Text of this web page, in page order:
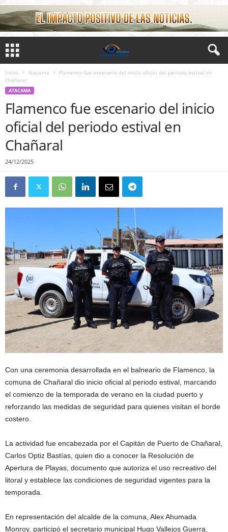
Inicio Atacama
Flamenco fue escenario del inicio oficial del periodo estival en
Chañaral
ATACAMA
Flamenco fue escenario del inicio
oficial del periodo estival en
Chañaral
24/12/2025
Con una ceremonia desarrollada en el balneario de Flamenco, la
comuna de Chañaral dio inicio oficial al periodo estival, marcando
el comienzo de la temporada de verano en la ciudad puerto y
reforzando las medidas de seguridad para quienes visitan el borde
costero.
La actividad fue encabezada por el Capitán de Puerto de Chañaral,
Carlos Optiz Bastías, quien dio a conocer la Resolución de
Apertura de Playas, documento que autoriza el uso recreativo del
litoral y establece las condiciones de seguridad vigentes para la
temporada.
En representación del alcalde de la comuna, Alex Ahumada
Monroy, participó el secretario municipal Hugo Vallejos Guerra,